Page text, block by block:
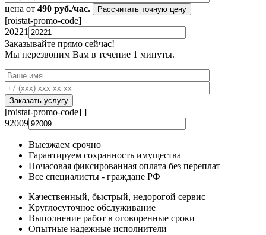
цена от 490 руб./час.
[roistat-promo-code]
20221
Заказывайте прямо сейчас!
Мы перезвоним Вам в течение 1 минуты.
[roistat-promo-code] ]
92009
Выезжаем срочно
Гарантируем сохранность имущества
Почасовая фиксированная оплата без переплат
Все специалисты - граждане РФ
Качественный, быстрый, недорогой сервис
Круглосуточное обслуживание
Выполнение работ в оговоренные сроки
Опытные надежные исполнители